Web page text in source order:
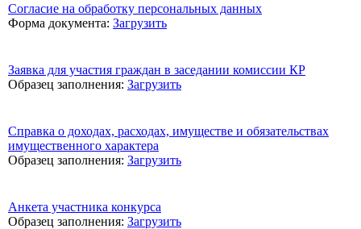
Согласие на обработку персональных данных
Форма документа: Загрузить
Заявка для участия граждан в заседании комиссии КР
Образец заполнения: Загрузить
Справка о доходах, расходах, имуществе и обязательствах
имущественного характера
Образец заполнения: Загрузить
Анкета участника конкурса
Образец заполнения: Загрузить